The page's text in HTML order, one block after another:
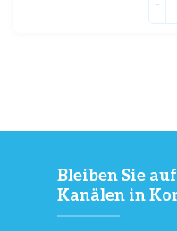
Bleiben Sie
Kanälen in